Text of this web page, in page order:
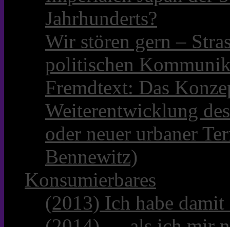
Jahrhunderts?
Wir stören gern –
politischen
Fremdtext: Das
Weiterentwicklung
oder neuer urbaner
Bennewitz)
Konsumierbares
(2013) Ich habe